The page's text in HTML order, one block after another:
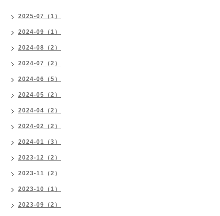
2025-07（1）
2024-09（1）
2024-08（2）
2024-07（2）
2024-06（5）
2024-05（2）
2024-04（2）
2024-02（2）
2024-01（3）
2023-12（2）
2023-11（2）
2023-10（1）
2023-09（2）